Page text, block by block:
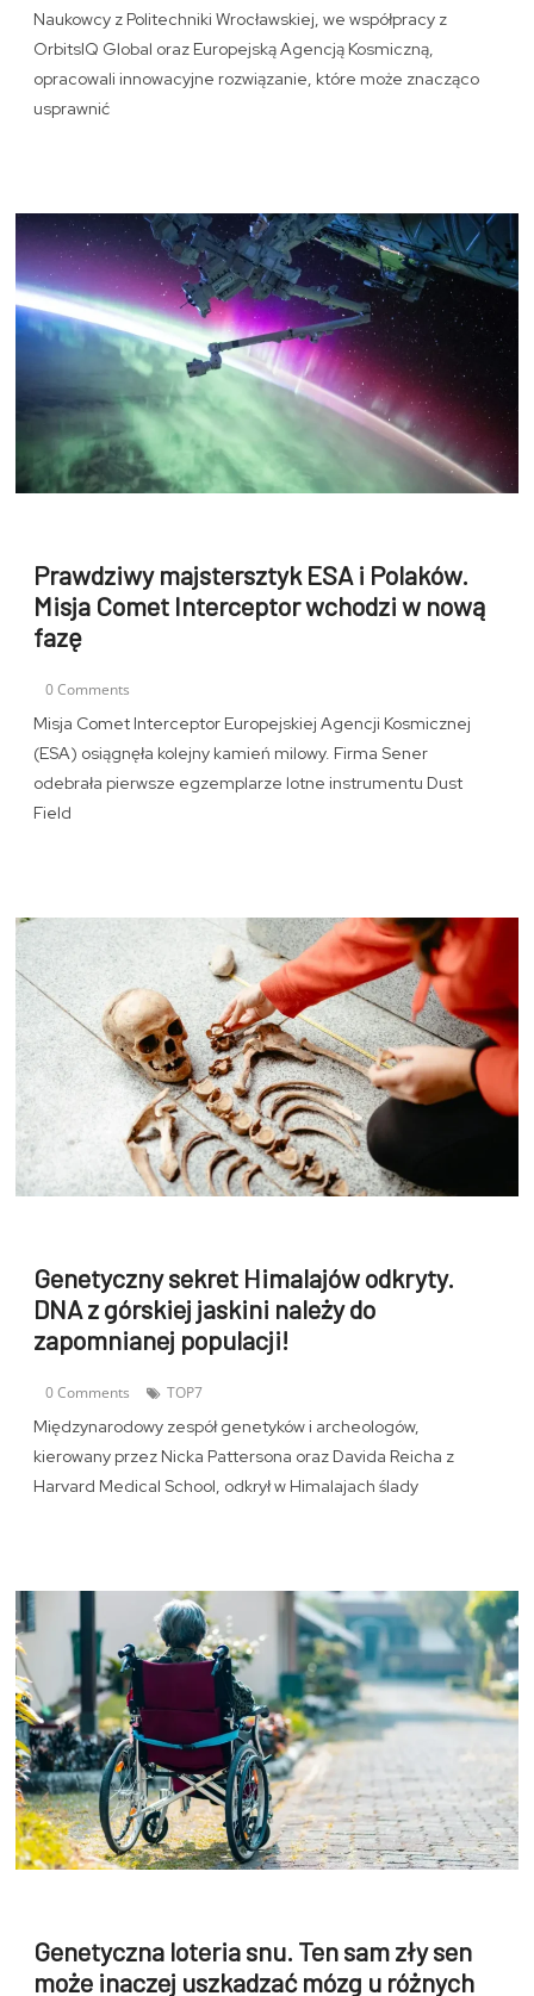
Naukowcy z Politechniki Wrocławskiej, we współpracy z
OrbitsIQ Global oraz Europejską Agencją Kosmiczną,
opracowali innowacyjne rozwiązanie, które może znacząco
usprawnić
Prawdziwy majstersztyk ESA i Polaków.
Misja Comet Interceptor wchodzi w nową
fazę
0 Comments
Misja Comet Interceptor Europejskiej Agencji Kosmicznej
(ESA) osiągnęła kolejny kamień milowy. Firma Sener
odebrała pierwsze egzemplarze lotne instrumentu Dust
Field
Genetyczny sekret Himalajów odkryty.
DNA z górskiej jaskini należy do
zapomnianej populacji!
0 Comments TOP7
Międzynarodowy zespół genetyków i archeologów,
kierowany przez Nicka Pattersona oraz Davida Reicha z
Harvard Medical School, odkrył w Himalajach ślady
Genetyczna loteria snu. Ten sam zły sen
może inaczej uszkadzać mózg u różnych